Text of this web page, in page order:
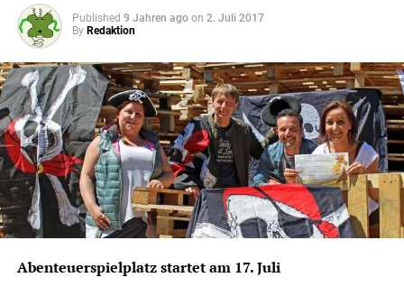
Published 9 Jahren ago on 2. Juli 2017
By Redaktion
Abenteuerspielplatz startet am 17. Juli